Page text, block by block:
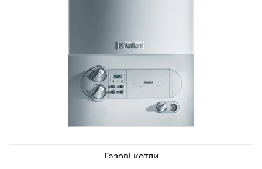
Газові котли